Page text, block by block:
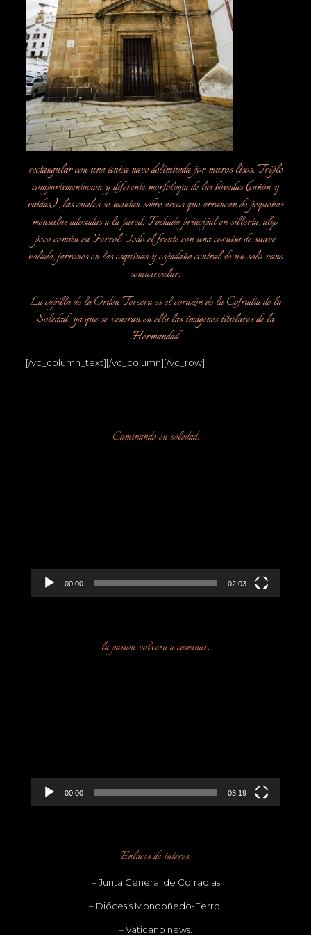
rectangular con una única nave delimitada por muros lisos. Triple
compartimentación y diferente morfología de las bóvedas (cañón y
vaídas), las cuales se montan sobre arcos que arrancan de pequeñas
ménsulas adosadas a la pared. Fachada principal en sillería, algo
poco común en Ferrol. Todo el frente con una cornisa de suave
volado, jarrones en las esquinas y espadaña central de un solo vano
semicircular.
La capilla de la Orden Tercera es el corazón de la Cofradía de la
Soledad, ya que se veneran en ella las imágenes titulares de la
Hermandad.
[/vc_column_text][/vc_column][/vc_row]
Caminando en soledad.
00:00 02:03
la pasión volvera a caminar.
00:00 03:19
Enlaces de interes.
– Junta General de Cofradías
– Diócesis Mondoñedo-Ferrol
– Vaticano news.